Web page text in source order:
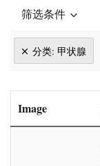
筛选条件
分类: 甲状腺
Image